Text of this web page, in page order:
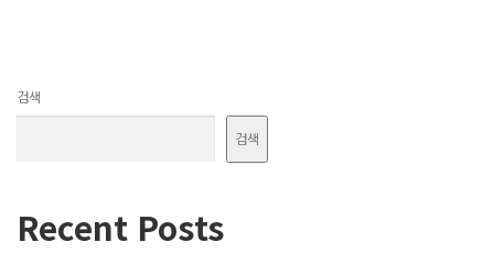
검색
검색
Recent Posts